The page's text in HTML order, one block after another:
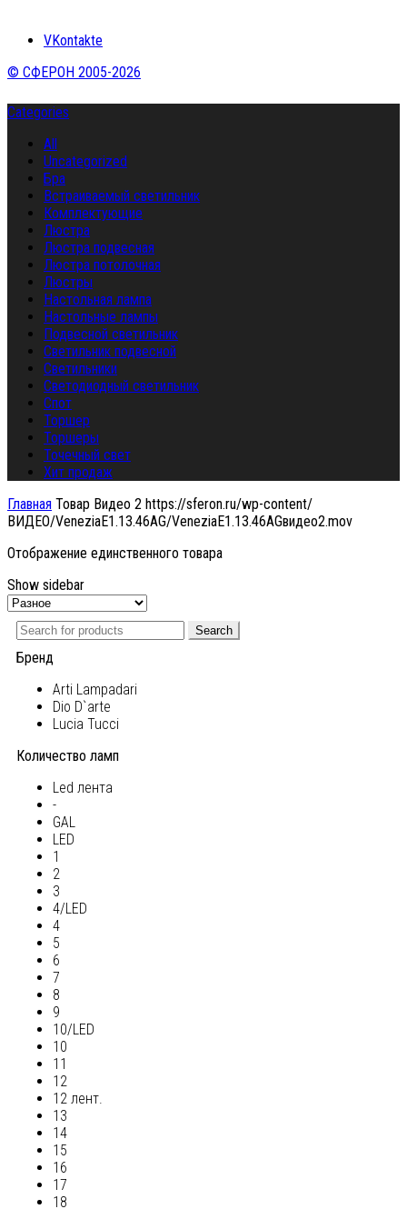
VKontakte
© СФЕРОН 2005-2026
Categories
All
Uncategorized
Бра
Встраиваемый светильник
Комплектующие
Люстра
Люстра подвесная
Люстра потолочная
Люстры
Настольная лампа
Настольные лампы
Подвесной светильник
Светильник подвесной
Светильники
Светодиодный светильник
Спот
Торшер
Торшеры
Точечный свет
Хит продаж
Главная Товар Видео 2 https://sferon.ru/wp-content/
ВИДЕО/VeneziaE1.13.46AG/VeneziaE1.13.46AGвидео2.mov
Отображение единственного товара
Show sidebar
Search
Бренд
Arti Lampadari
Dio D`arte
Lucia Tucci
Количество ламп
Led лента
-
GAL
LED
1
2
3
4/LED
4
5
6
7
8
9
10/LED
10
11
12
12 лент.
13
14
15
16
17
18